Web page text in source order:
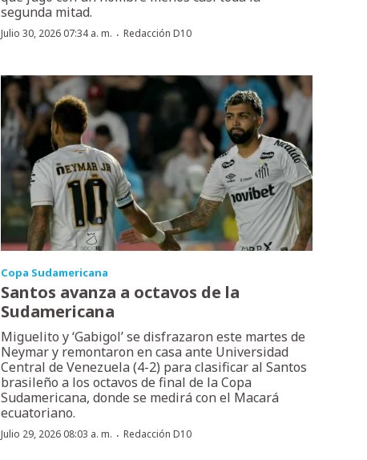
segunda mitad.
Julio 30, 2026 07:34 a. m. · Redacción D10
Copa Sudamericana
Santos avanza a octavos de la
Sudamericana
Miguelito y ‘Gabigol’ se disfrazaron este martes de
Neymar y remontaron en casa ante Universidad
Central de Venezuela (4-2) para clasificar al Santos
brasileño a los octavos de final de la Copa
Sudamericana, donde se medirá con el Macará
ecuatoriano.
Julio 29, 2026 08:03 a. m. · Redacción D10